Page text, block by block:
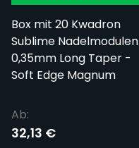
Box mit 20 Kwadron
Sublime Nadelmodulen
0,35mm Long Taper -
Soft Edge Magnum
Ab:
32,13 €